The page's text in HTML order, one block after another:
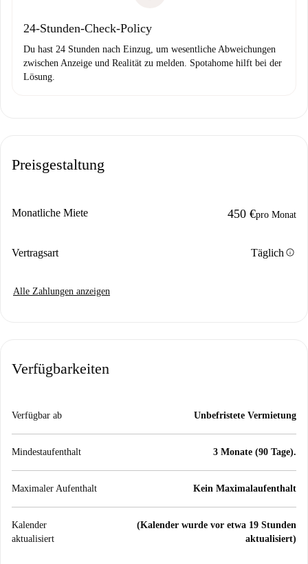
24-Stunden-Check-Policy
Du hast 24 Stunden nach Einzug, um wesentliche Abweichungen
zwischen Anzeige und Realität zu melden. Spotahome hilft bei der
Lösung.
Preisgestaltung
Monatliche Miete 450 €pro Monat
Vertragsart Täglichinfo
Alle Zahlungen anzeigen
Verfügbarkeiten
Verfügbar ab Unbefristete Vermietung
Mindestaufenthalt 3 Monate (90 Tage).
Maximaler Aufenthalt Kein Maximalaufenthalt
Kalender
aktualisiert
(Kalender wurde vor etwa 19 Stunden
aktualisiert)